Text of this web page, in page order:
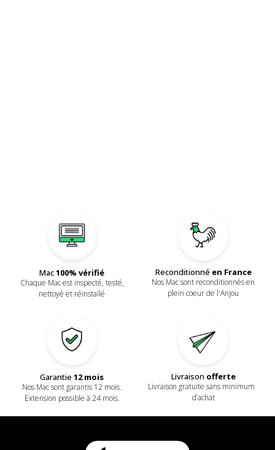
Mac100% vérifié
Chaque Mac est inspecté, testé,
nettoyé et réinstallé
Reconditionné en France
Nos Mac sont reconditionnés en
plein coeur de l'Anjou
Garantie 12 mois
Nos Mac sont garantis 12 mois.
Extension possible à 24 mois.
Livraison offerte
Livraison gratuite sans minimum
d’achat